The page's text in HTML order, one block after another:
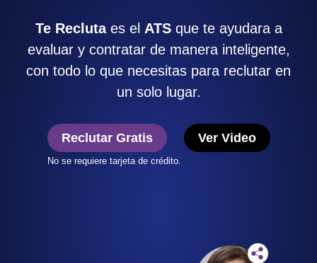
Te Reclutaes el ATSque te ayudara a
evaluar y contratar de manera inteligente,
con todo lo que necesitas para reclutar en
un solo lugar.
Reclutar Gratis Ver Video
No se requiere tarjeta de crédito.